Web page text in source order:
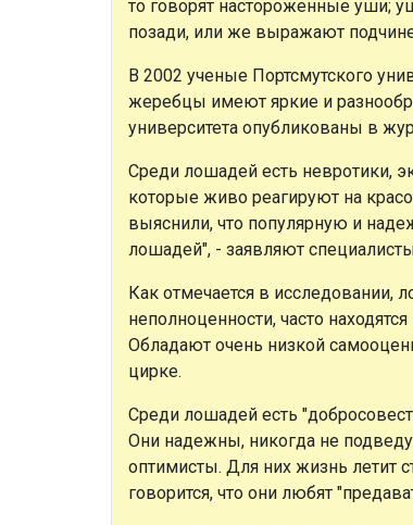
то говорят настороженные уши;
позади, или же выражают
В 2002 ученые Портсмутского
жеребцы имеют яркие и
университета опубликованы в
Среди лошадей есть невротики,
которые живо реагируют на
выяснили, что популярную и
лошадей", - заявляют
Как отмечается в исследовании,
неполноценности, часто
Обладают очень низкой
цирке.
Среди лошадей есть
Они надежны, никогда не
оптимисты. Для них жизнь летит
говорится, что они любят